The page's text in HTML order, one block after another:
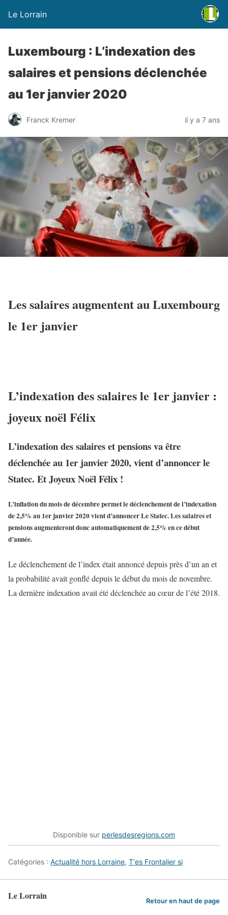
Le Lorrain
Luxembourg : L’indexation des
salaires et pensions déclenchée
au 1er janvier 2020
Franck Kremer il y a 7 ans
Les salaires augmentent au Luxembourg
le 1er janvier
L’indexation des salaires le 1er janvier :
joyeux noël Félix
L’indexation des salaires et pensions va être
déclenchée au 1er janvier 2020, vient d’annoncer le
Statec. Et Joyeux Noël Félix !
L’inflation du mois de décembre permet le déclenchement de l’indexation
de 2,5% au 1er janvier 2020 vient d’annoncer Le Statec. Les salaires et
pensions augmenteront donc automatiquement de 2,5% en ce début
d’année.
Le déclenchement de l’index était annoncé depuis près d’un an et
la probabilité avait gonflé depuis le début du mois de novembre.
La dernière indexation avait été déclenchée au cœur de l’été 2018.
Disponible sur perlesdesregions.com
Catégories : Actualité hors Lorraine, T'es Frontalier si
Le Lorrain Retour en haut de page